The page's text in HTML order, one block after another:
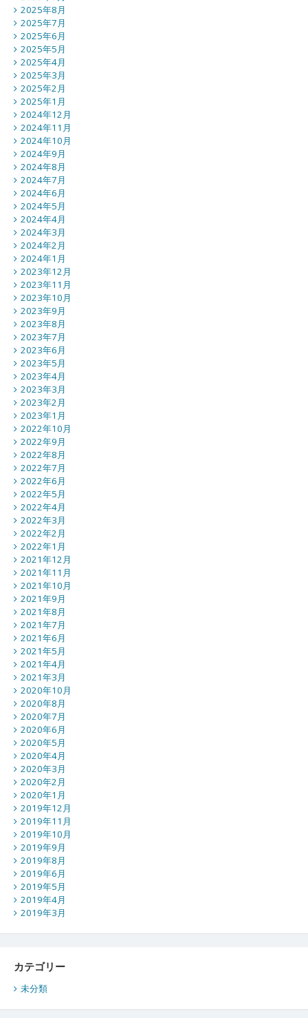
2025年8月
2025年7月
2025年6月
2025年5月
2025年4月
2025年3月
2025年2月
2025年1月
2024年12月
2024年11月
2024年10月
2024年9月
2024年8月
2024年7月
2024年6月
2024年5月
2024年4月
2024年3月
2024年2月
2024年1月
2023年12月
2023年11月
2023年10月
2023年9月
2023年8月
2023年7月
2023年6月
2023年5月
2023年4月
2023年3月
2023年2月
2023年1月
2022年10月
2022年9月
2022年8月
2022年7月
2022年6月
2022年5月
2022年4月
2022年3月
2022年2月
2022年1月
2021年12月
2021年11月
2021年10月
2021年9月
2021年8月
2021年7月
2021年6月
2021年5月
2021年4月
2021年3月
2020年10月
2020年8月
2020年7月
2020年6月
2020年5月
2020年4月
2020年3月
2020年2月
2020年1月
2019年12月
2019年11月
2019年10月
2019年9月
2019年8月
2019年6月
2019年5月
2019年4月
2019年3月
カテゴリー
未分類